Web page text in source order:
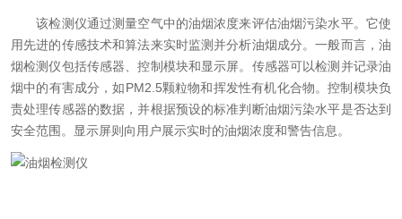
该检测仪通过测量空气中的油烟浓度来评估油烟污染水平。它使
用先进的传感技术和算法来实时监测并分析油烟成分。一般而言，油
烟检测仪包括传感器、控制模块和显示屏。传感器可以检测并记录油
烟中的有害成分，如PM2.5颗粒物和挥发性有机化合物。控制模块负
责处理传感器的数据，并根据预设的标准判断油烟污染水平是否达到
安全范围。显示屏则向用户展示实时的油烟浓度和警告信息。